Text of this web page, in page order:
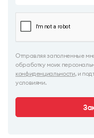
Отправляя заполненные
обработку моих
конфиденциальности, и
условиями.